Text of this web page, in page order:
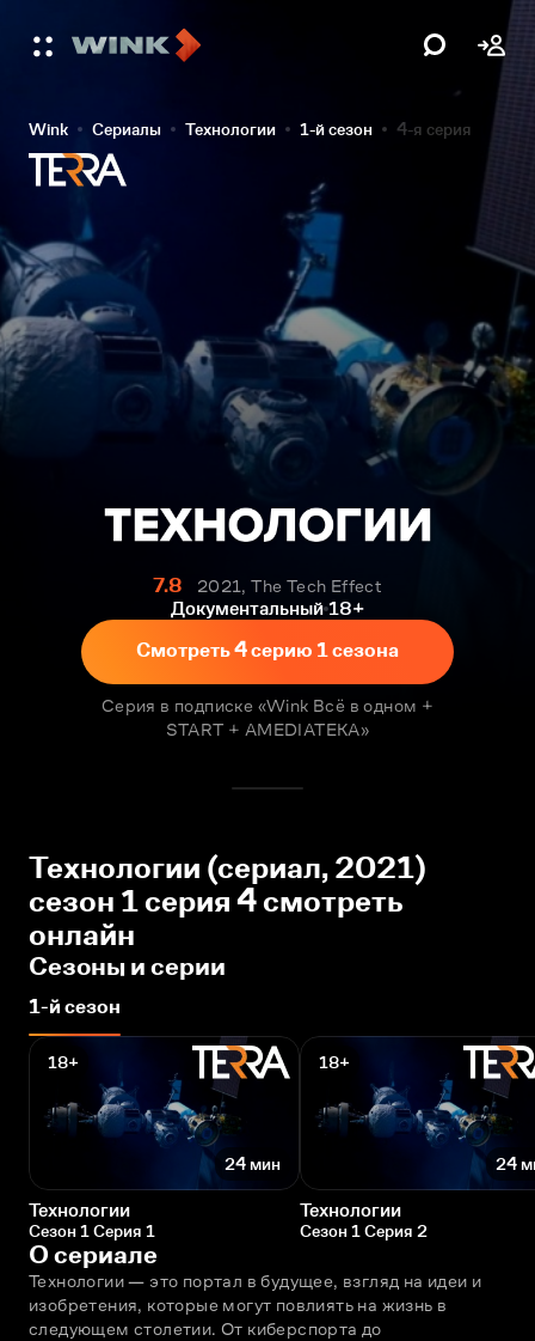
Wink Сериалы Технологии 1-й сезон 4-я серия
7.8
2021, The Tech Effect
Документальный 18+
Смотреть 4 серию 1 сезона
Серия в подписке «Wink Всё в одном +
START + AMEDIATEKA»
Технологии (сериал, 2021)
сезон 1 серия 4 смотреть
онлайн
Сезоны и серии
1-й сезон
18+
24 мин
Технологии
Сезон 1 Серия 1
18+
24
Технологии
Сезон 1 Серия 2
О сериале
Технологии — это портал в будущее, взгляд на идеи и
изобретения, которые могут повлиять на жизнь в
следующем столетии. От киберспорта до